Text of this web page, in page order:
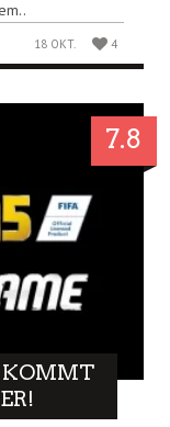
18 OKT. 4
7.8
KOMMT